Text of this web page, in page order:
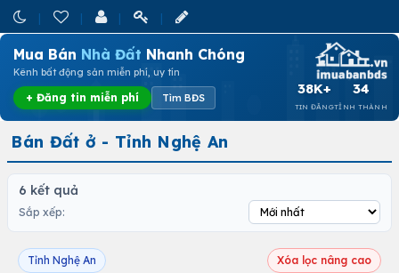
Mua Bán Nhà Đất Nhanh Chóng
Kênh bất động sản miễn phí, uy tín
+ Đăng tin miễn phí Tìm BĐS
38K+
TIN ĐĂNG
34
TỈNH THÀNH
Bán Đất ở - Tỉnh Nghệ An
6 kết quả
Sắp xếp:
Tỉnh Nghệ An Xóa lọc nâng cao